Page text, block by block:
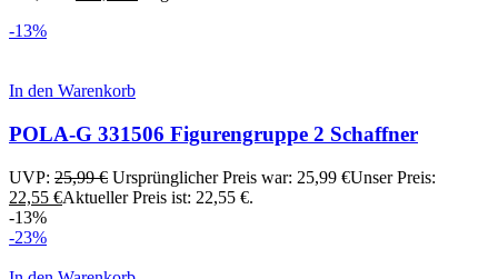
-13%
In den Warenkorb
POLA-G 331506 Figurengruppe 2 Schaffner
UVP: 25,99€ Ursprünglicher Preis war: 25,99 €Unser Preis:
22,55 €Aktueller Preis ist: 22,55 €.
-13%
-23%